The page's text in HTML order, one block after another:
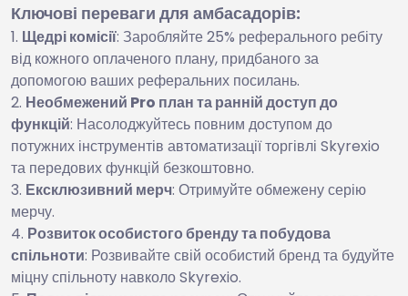
Ключові переваги для амбасадорів:
Щедрі комісії: Заробляйте 25% реферального ребіту
від кожного оплаченого плану, придбаного за
допомогою ваших реферальних посилань.
Необмежений Pro план та ранній доступ до
функцій: Насолоджуйтесь повним доступом до
потужних інструментів автоматизації торгівлі Skyrexio
та передових функцій безкоштовно.
Ексклюзивний мерч: Отримуйте обмежену серію
мерчу.
Розвиток особистого бренду та побудова
спільноти: Розвивайте свій особистий бренд та будуйте
міцну спільноту навколо Skyrexio.